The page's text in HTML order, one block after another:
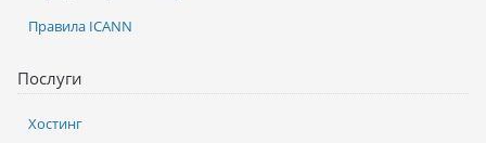
Послуги
Хостинг
Правила ICANN